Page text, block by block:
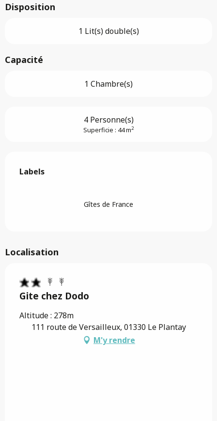
Disposition
1 Lit(s) double(s)
Capacité
1 Chambre(s)
4 Personne(s)
Superficie : 44 m2
Labels
Labels
Gîtes de France
Localisation
Gite chez Dodo
Altitude : 278m
111 route de Versailleux, 01330 Le Plantay
M'y rendre